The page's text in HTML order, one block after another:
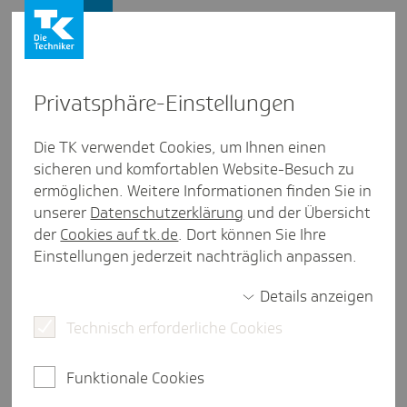
Zahl der Pflege-Erst­an­träge
gestiegen
Artikel aus Nieder­sachsen
Die TK setzt sich dafür ein, dass die pflegenden
werden und stellt Hilfsangebote zur Verfügung.
Presse und Politik Pflegende Angehörige
Privat­sphäre-Einstel­lungen
Die TK verwendet Cookies, um Ihnen einen
sicheren und komfortablen Website-Besuch zu
ermöglichen. Weitere Informationen finden Sie in
unserer Datenschutzerklärung und der Übersicht
der Cookies auf tk.de. Dort können Sie Ihre
Einstellungen jederzeit nachträglich anpassen.
Details anzeigen
Technisch erforderliche Cookies
Funktionale Cookies